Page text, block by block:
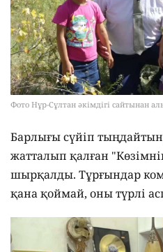
Фото Нұр-Сұлтан әкімдігі сайтынан
Барлығы сүйіп
жатталып қалған
шырқалды. Тұрғындар
қана қоймай, оны түрлі